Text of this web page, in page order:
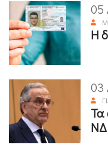
05
Η
03
Τα
ΝΔ